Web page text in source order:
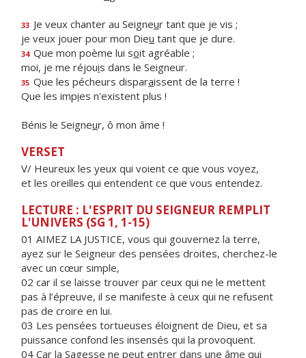
33 Je veux chanter au Seigneur tant que je vis ;
je veux jouer pour mon Dieu tant que je dure.
34 Que mon poème lui soit agréable ;
moi, je me réjouis dans le Seigneur.
35 Que les pécheurs disparaissent de la terre !
Que les impies n'existent plus !
Bénis le Seigneur, ô mon âme !
VERSET
V/ Heureux les yeux qui voient ce que vous voyez,
et les oreilles qui entendent ce que vous entendez.
LECTURE : L'ESPRIT DU SEIGNEUR REMPLIT
L'UNIVERS (SG 1, 1-15)
01 AIMEZ LA JUSTICE, vous qui gouvernez la terre,
ayez sur le Seigneur des pensées droites, cherchez-le
avec un cœur simple,
02 car il se laisse trouver par ceux qui ne le mettent
pas à l’épreuve, il se manifeste à ceux qui ne refusent
pas de croire en lui.
03 Les pensées tortueuses éloignent de Dieu, et sa
puissance confond les insensés qui la provoquent.
04 Car la Sagesse ne peut entrer dans une âme qui